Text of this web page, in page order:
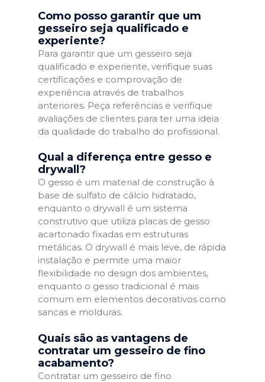
Como posso garantir que um
gesseiro seja qualificado e
experiente?
Para garantir que um gesseiro seja
qualificado e experiente, verifique suas
certificações e comprovação de
experiência através de trabalhos
anteriores. Peça referências e verifique
avaliações de clientes para ter uma ideia
da qualidade do trabalho do profissional.
Qual a diferença entre gesso e
drywall?
O gesso é um material de construção à
base de sulfato de cálcio hidratado,
enquanto o drywall é um sistema
construtivo que utiliza placas de gesso
acartonado fixadas em estruturas
metálicas. O drywall é mais leve, de rápida
instalação e permite uma maior
flexibilidade no design dos ambientes,
enquanto o gesso tradicional é mais
comum em elementos decorativos como
sancas e molduras.
Quais são as vantagens de
contratar um gesseiro de fino
acabamento?
Contratar um gesseiro de fino